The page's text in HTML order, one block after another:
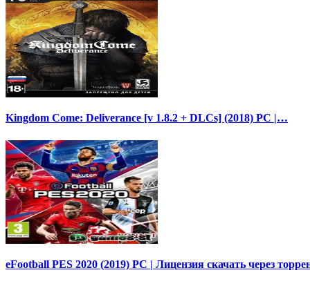
Kingdom Come: Deliverance [v 1.8.2 + DLCs] (2018) PC |…
eFootball PES 2020 (2019) PC | Лицензия скачать через